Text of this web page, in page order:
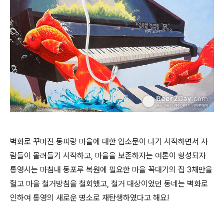
벽화로 꾸며진 동피랑 마을에 대한 입소문이 나기 시작하면서 사
람들이 몰려들기 시작하고, 마을을 보존하자는 여론이 형성되자
통영시는 마침내 동포루 복원에 필요한 마을 꼭대기의 집 3채만을
헐고 마을 철거방침을 철회했고, 철거 대상이었던 동네는 벽화로
인하여 통영의 새로운 명소로 재탄생하였다고 해요!